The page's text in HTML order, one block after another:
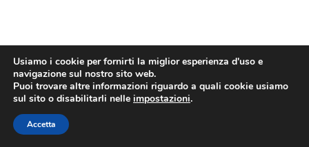
PRENOTA
Usiamo i cookie per fornirti la miglior esperienza d'uso e
navigazione sul nostro sito web.
Puoi trovare altre informazioni riguardo a quali cookie usiamo
sul sito o disabilitarli nelle impostazioni.
Accetta